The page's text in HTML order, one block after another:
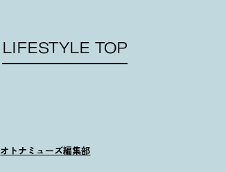
LIFESTYLE TOP
オトナミューズ編集部